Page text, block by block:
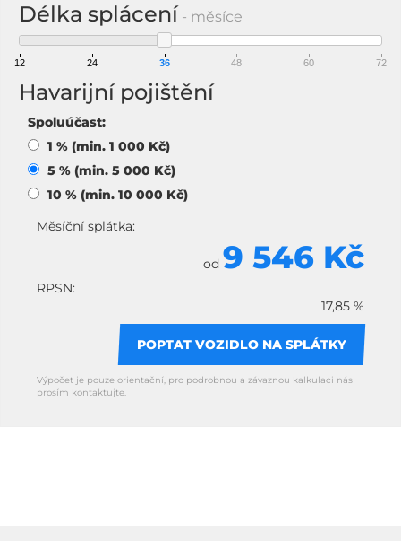
Délka splácení - měsíce
12 24 36 48 60 72
Havarijní pojištění
Spoluúčast:
1 % (min. 1 000 Kč)
5 % (min. 5 000 Kč)
10 % (min. 10 000 Kč)
Měsíční splátka:
od 9 546 Kč
RPSN:
17,85 %
POPTAT VOZIDLO NA SPLÁTKY
Výpočet je pouze orientační, pro podrobnou a závaznou kalkulaci nás
prosím kontaktujte.